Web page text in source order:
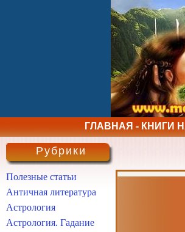
ГЛАВНАЯ - КНИГИ
Рубрики
Полезные статьи
Античная литература
Астрология
Астрология. Гадание